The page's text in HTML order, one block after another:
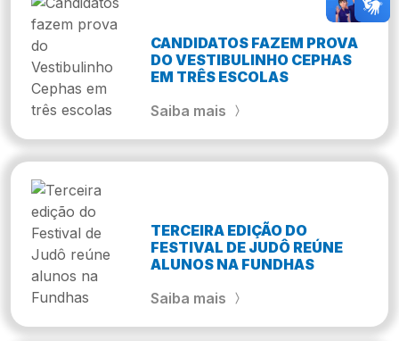
CANDIDATOS FAZEM PROVA
DO VESTIBULINHO CEPHAS
EM TRÊS ESCOLAS
Saiba mais
TERCEIRA EDIÇÃO DO
FESTIVAL DE JUDÔ REÚNE
ALUNOS NA FUNDHAS
Saiba mais